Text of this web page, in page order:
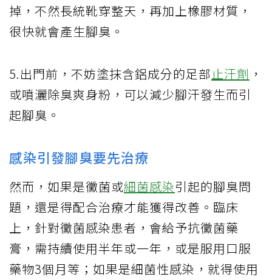
掉，不然長統靴穿整天，再加上橡膠材質，
很快就會產生腳臭。
5.出門前，不妨塗抹含鋁成分的足部止汗劑 ，
或噴灑除臭爽身粉，可以減少腳汗發生而引
起腳臭。
感染引發腳臭要先治療
然而，如果是黴菌或細菌感染引起的腳臭問
題，還是得配合治療才能獲得改善。臨床
上，針對黴菌感染患者，會給予抗黴菌藥
膏，需持續使用半年或一年，或是服用口服
藥物3個月等；如果是細菌性感染，就得使用